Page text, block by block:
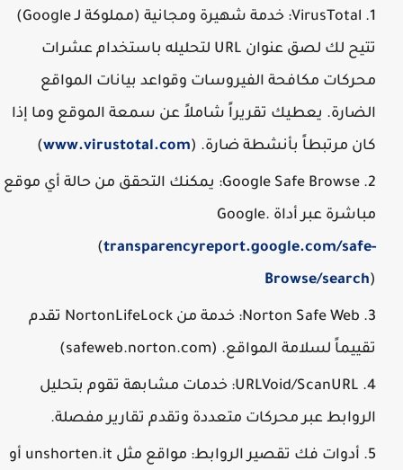
VirusTotal:
خدمة شهيرة ومجانية (مملوكة لـ Google)
تتيح لك لصق عنوان URL لتحليله باستخدام عشرات
محركات مكافحة الفيروسات وقواعد بيانات المواقع
الضارة. يعطيك تقريراً شاملاً عن سمعة الموقع وما إذا
كان مرتبطاً بأنشطة ضارة. (www.virustotal.com
)
Google Safe Browse: يمكنك التحقق من حالة أي موقع
مباشرة عبر أداة Google.
(transparencyreport.google.com/safe-
Browse/search
Norton Safe Web:
خدمة من NortonLifeLock تقدم
تقييماً لسلامة المواقع. (safeweb.norton.com)
URLVoid/ScanURL: خدمات مشابهة تقوم بتحليل
الروابط عبر محركات متعددة وتقدم تقارير مفصلة.
أدوات فك تقصير الروابط:مواقع مثلunshorten.itأو